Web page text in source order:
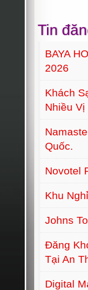
Tin
BAYA
2026
Khách
Nhiều Vị
Quốc.
Novotel
Khu
Johns
Đăng
Tại An
Digital